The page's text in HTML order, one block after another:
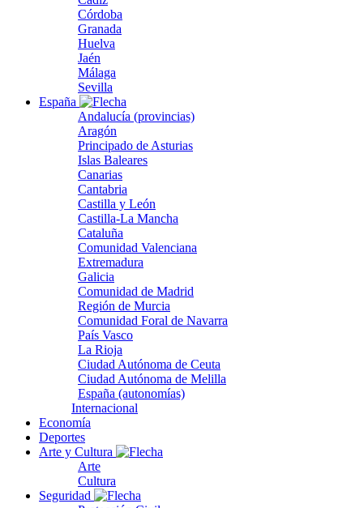
Córdoba
Granada
Huelva
Jaén
Málaga
Sevilla
España
Andalucía (provincias)
Aragón
Principado de Asturias
Islas Baleares
Canarias
Cantabria
Castilla y León
Castilla-La Mancha
Cataluña
Comunidad Valenciana
Extremadura
Galicia
Comunidad de Madrid
Región de Murcia
Comunidad Foral de Navarra
País Vasco
La Rioja
Ciudad Autónoma de Ceuta
Ciudad Autónoma de Melilla
España (autonomías)
Internacional
Economía
Deportes
Arte y Cultura
Arte
Cultura
Seguridad